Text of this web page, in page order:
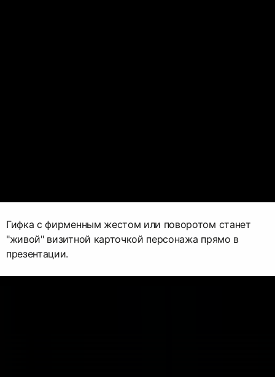
Гифка с фирменным жестом или поворотом станет
"живой" визитной карточкой персонажа прямо в
презентации.